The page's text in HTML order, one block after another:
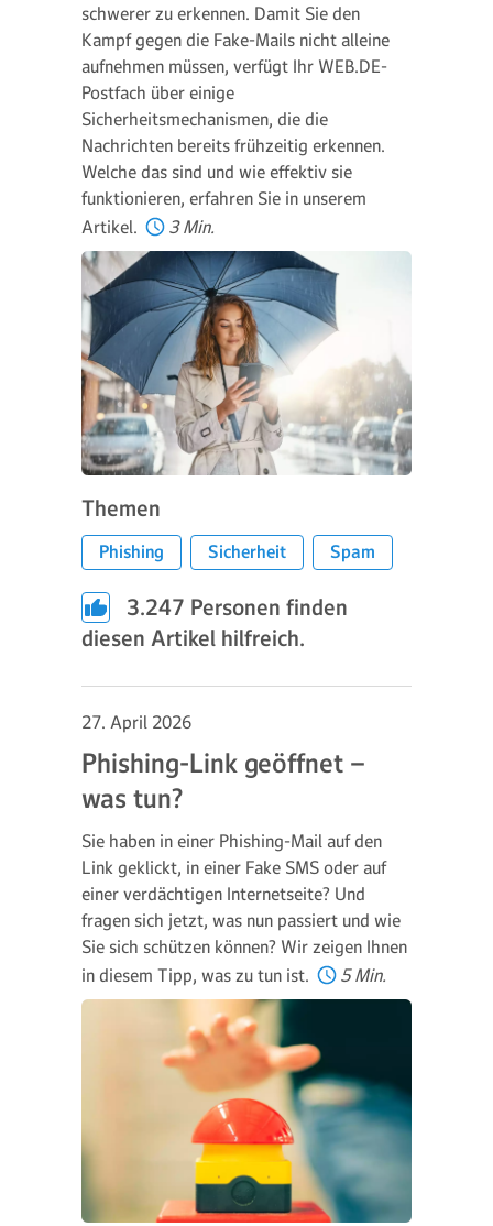
schwerer zu erkennen. Damit Sie den
Kampf gegen die Fake-Mails nicht alleine
aufnehmen müssen, verfügt Ihr WEB.DE-
Postfach über einige
Sicherheitsmechanismen, die die
Nachrichten bereits frühzeitig erkennen.
Welche das sind und wie effektiv sie
funktionieren, erfahren Sie in unserem
Artikel.
3 Min.
Themen
Phishing Sicherheit Spam
3.247 Personen finden
diesen Artikel hilfreich.
27. April 2026
Phishing-Link geöffnet –
was tun?
Sie haben in einer Phishing-Mail auf den
Link geklickt, in einer Fake SMS oder auf
einer verdächtigen Internetseite? Und
fragen sich jetzt, was nun passiert und wie
Sie sich schützen können? Wir zeigen Ihnen
in diesem Tipp, was zu tun ist.
5 Min.